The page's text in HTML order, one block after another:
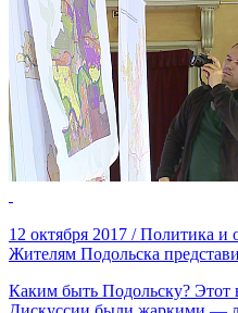
12 октября 2017 / Политика и
Жителям Подольска
Каким быть Подольску? Этот